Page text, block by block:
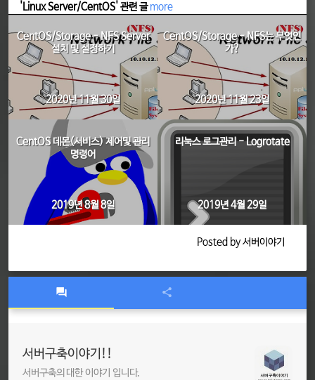
'Linux Server/CentOS' 관련 글 more
CentOS/Storage - NFS Server
설치 및 설정하기
2020년 11월 30일
CentOS/Storage - NFS는 무엇인
가?
2020년 11월 23일
CentOS 데몬(서비스) 제어및 관리
명령어
2019년 8월 8일
리눅스 로그관리 - Logrotate
2019년 4월 29일
Posted by 서버이야기
서버구축이야기!!
서버구축의 대한 이야기 입니다.